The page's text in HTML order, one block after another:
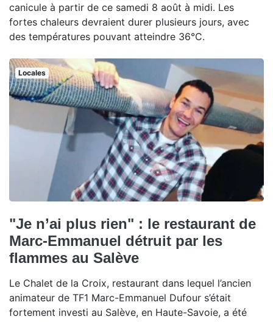
canicule à partir de ce samedi 8 août à midi. Les
fortes chaleurs devraient durer plusieurs jours, avec
des températures pouvant atteindre 36°C.
Locales
"Je n’ai plus rien" : le restaurant de
Marc-Emmanuel détruit par les
flammes au Salève
Le Chalet de la Croix, restaurant dans lequel l’ancien
animateur de TF1 Marc-Emmanuel Dufour s’était
fortement investi au Salève, en Haute-Savoie, a été